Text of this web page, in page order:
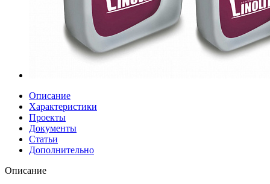
Описание
Характеристики
Проекты
Документы
Статьи
Дополнительно
Описание